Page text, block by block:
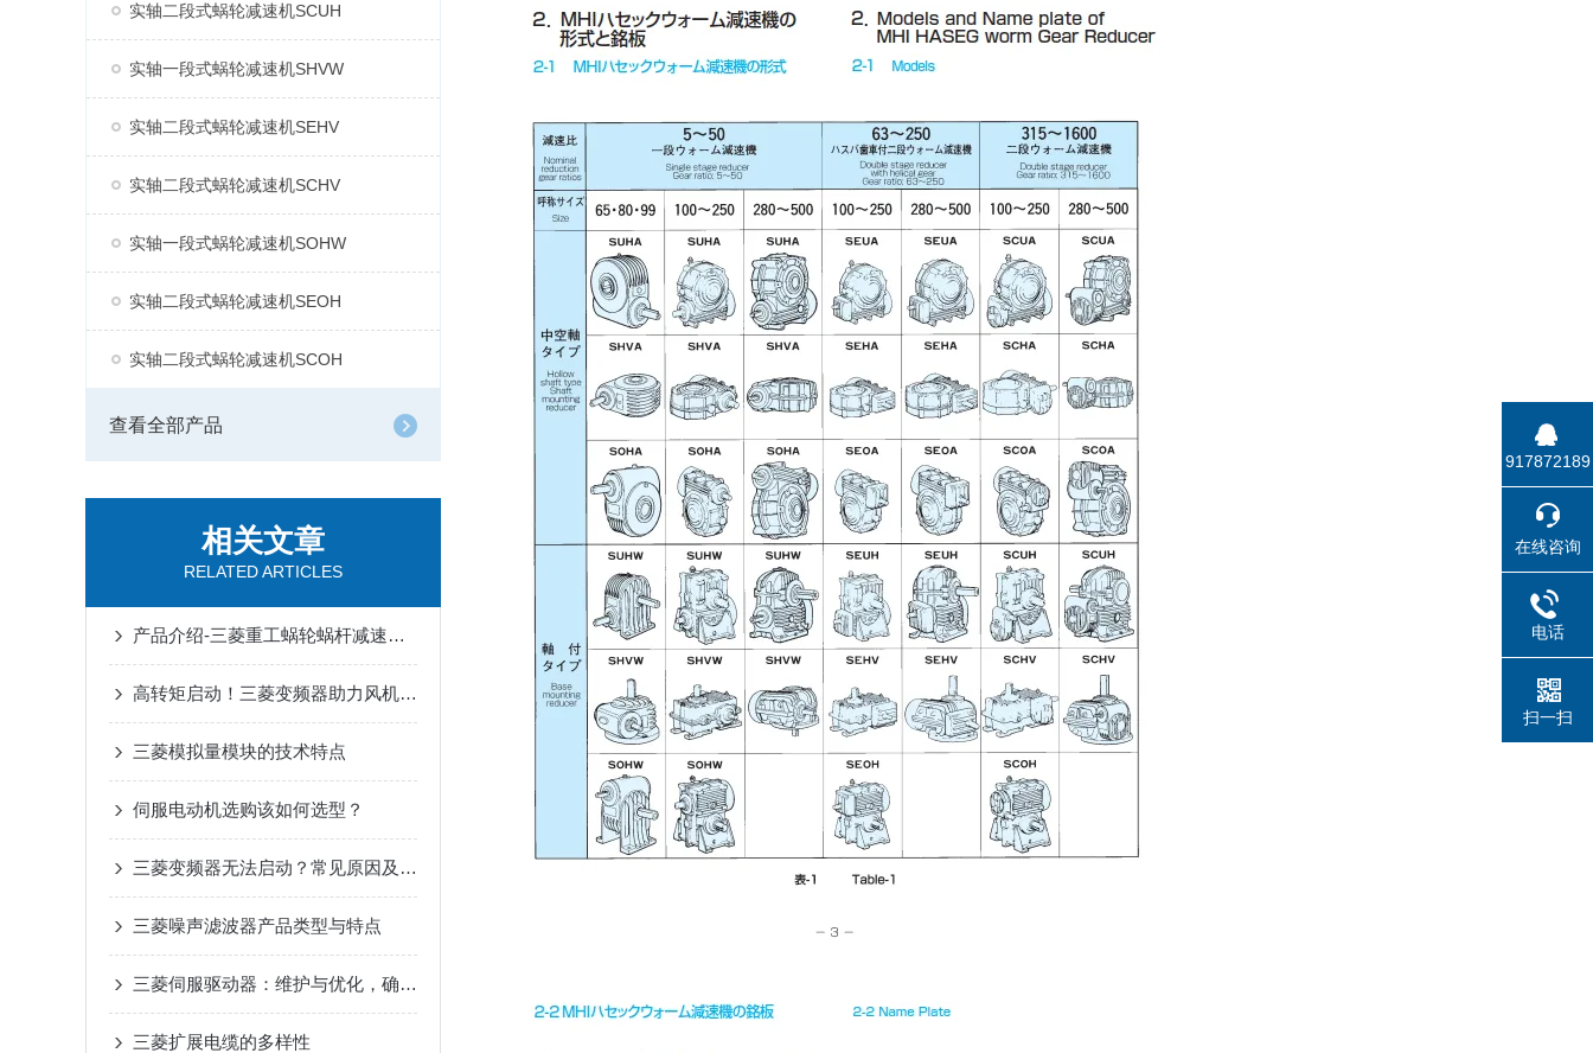
实轴二段式蜗轮减速机SCUH
实轴一段式蜗轮减速机SHVW
实轴二段式蜗轮减速机SEHV
实轴二段式蜗轮减速机SCHV
实轴一段式蜗轮减速机SOHW
实轴二段式蜗轮减速机SEOH
实轴二段式蜗轮减速机SCOH
查看全部产品
相关文章
RELATED ARTICLES
产品介绍-三菱重工蜗轮蜗杆减速机SUHA99R-8
高转矩启动！三菱变频器助力风机、泵类负载高效运行
三菱模拟量模块的技术特点
伺服电动机选购该如何选型？
三菱变频器无法启动？常见原因及解决办法
三菱噪声滤波器产品类型与特点
三菱伺服驱动器：维护与优化，确保长期稳定运行
三菱扩展电缆的多样性
917872189
在线咨询
电话
扫一扫